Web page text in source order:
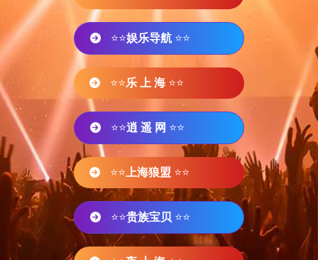
⭐⭐娱乐导航 ⭐⭐
⭐⭐乐 上 海 ⭐⭐
⭐⭐逍 遥 网 ⭐⭐
⭐⭐ 上海狼盟 ⭐⭐
⭐⭐贵族宝贝 ⭐⭐